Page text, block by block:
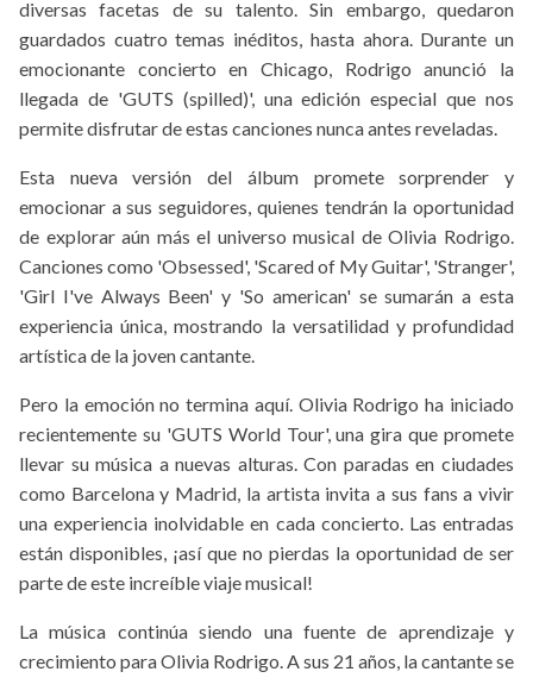
diversas facetas de su talento. Sin embargo, quedaron
guardados cuatro temas inéditos, hasta ahora. Durante un
emocionante concierto en Chicago, Rodrigo anunció la
llegada de 'GUTS (spilled)', una edición especial que nos
permite disfrutar de estas canciones nunca antes reveladas.
Esta nueva versión del álbum promete sorprender y
emocionar a sus seguidores, quienes tendrán la oportunidad
de explorar aún más el universo musical de Olivia Rodrigo.
Canciones como 'Obsessed', 'Scared of My Guitar', 'Stranger',
'Girl I've Always Been' y 'So american' se sumarán a esta
experiencia única, mostrando la versatilidad y profundidad
artística de la joven cantante.
Pero la emoción no termina aquí. Olivia Rodrigo ha iniciado
recientemente su 'GUTS World Tour', una gira que promete
llevar su música a nuevas alturas. Con paradas en ciudades
como Barcelona y Madrid, la artista invita a sus fans a vivir
una experiencia inolvidable en cada concierto. Las entradas
están disponibles, ¡así que no pierdas la oportunidad de ser
parte de este increíble viaje musical!
La música continúa siendo una fuente de aprendizaje y
crecimiento para Olivia Rodrigo. A sus 21 años, la cantante se